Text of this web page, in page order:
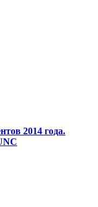
2014 года.